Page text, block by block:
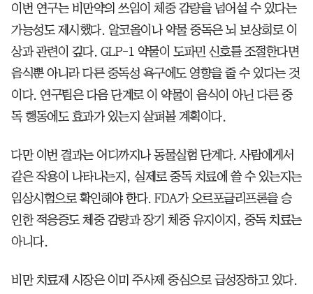
이번 연구는 비만약의 쓰임이 체중 감량을 넘어설 수 있다는
가능성도 제시했다. 알코올이나 약물 중독은 뇌 보상회로 이
상과 관련이 깊다. GLP-1 약물이 도파민 신호를 조절한다면
음식뿐 아니라 다른 중독성 욕구에도 영향을 줄 수 있다는 것
이다. 연구팀은 다음 단계로 이 약물이 음식이 아닌 다른 중
독 행동에도 효과가 있는지 살펴볼 계획이다.
다만 이번 결과는 어디까지나 동물실험 단계다. 사람에게서
같은 작용이 나타나는지, 실제로 중독 치료에 쓸 수 있는지는
임상시험으로 확인해야 한다. FDA가 오르포글리프론을 승
인한 적응증도 체중 감량과 장기 체중 유지이지, 중독 치료는
아니다.
비만 치료제 시장은 이미 주사제 중심으로 급성장하고 있다.